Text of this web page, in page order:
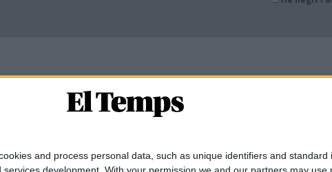
and process personal data, such as unique identifiers and